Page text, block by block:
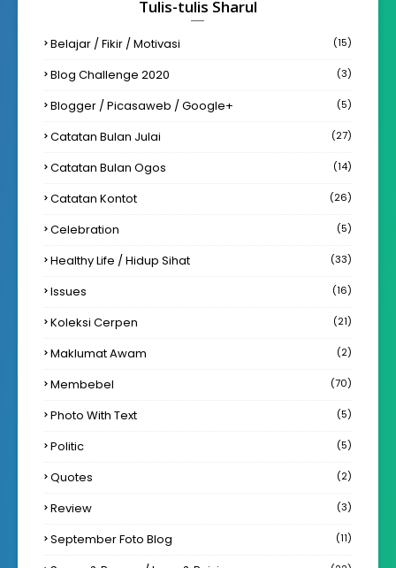
Tulis-tulis Sharul
Belajar / Fikir / Motivasi (15)
Blog Challenge 2020 (3)
Blogger / Picasaweb / Google+ (5)
Catatan Bulan Julai (27)
Catatan Bulan Ogos (14)
Catatan Kontot (26)
Celebration (5)
Healthy Life / Hidup Sihat (33)
Issues (16)
Koleksi Cerpen (21)
Maklumat Awam (2)
Membebel (70)
Photo With Text (5)
Politic (5)
Quotes (2)
Review (3)
September Foto Blog (11)